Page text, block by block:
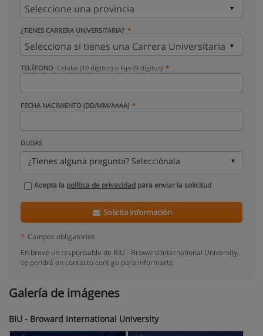
¿TIENES CARRERA UNIVERSITARIA?
TELÉFONO Celular (10 dígitos) o Fijo (9 dígitos)
FECHA NACIMIENTO (DD/MM/AAAA)
DUDAS
¿Tienes alguna pregunta? Selecciónala
Acepta la política de privacidad para enviar la solicitud
Solicita información
* Campos obligatorios
En breve un responsable de BIU - Broward International University,
se pondrá en contacto contigo para informarte
Galería de imágenes
BIU - Broward International University